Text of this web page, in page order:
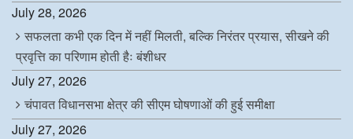
July 28, 2026
सफलता कभी एक दिन में नहीं मिलती, बल्कि निरंतर प्रयास, सीखने की
प्रवृत्ति का परिणाम होती हैः बंशीधर
July 27, 2026
चंपावत विधानसभा क्षेत्र की सीएम घोषणाओं की हुई समीक्षा
July 27, 2026